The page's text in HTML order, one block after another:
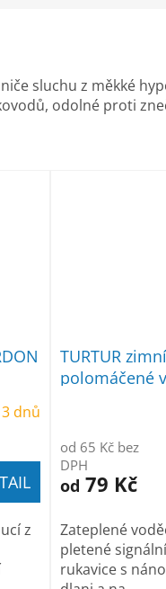
sluchu z měkké
odolné proti
dnů
z
TURTUR
polomáčené
od 65 Kč bez
DPH
od 79 Kč
Zateplené
pletené
rukavice s